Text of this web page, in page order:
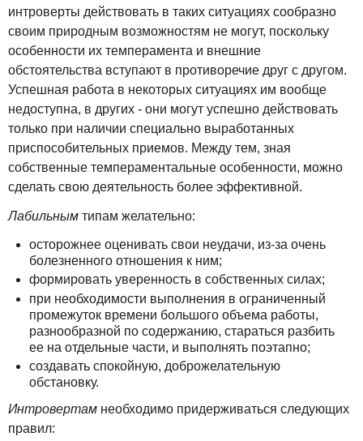
интроверты действовать в таких ситуациях сообразно
своим природным возможностям не могут, поскольку
особенности их темперамента и внешние
обстоятельства вступают в противоречие друг с другом.
Успешная работа в некоторых ситуациях им вообще
недоступна, в других - они могут успешно действовать
только при наличии специально выработанных
приспособительных приемов. Между тем, зная
собственные темпераментальные особенности, можно
сделать свою деятельность более эффективной.
Лабильным типам желательно:
осторожнее оценивать свои неудачи, из-за очень
болезненного отношения к ним;
формировать уверенность в собственных силах;
при необходимости выполнения в ограниченный
промежуток времени большого объема работы,
разнообразной по содержанию, стараться разбить
ее на отдельные части, и выполнять поэтапно;
создавать спокойную, доброжелательную
обстановку.
Интровертам необходимо придерживаться следующих
правил: